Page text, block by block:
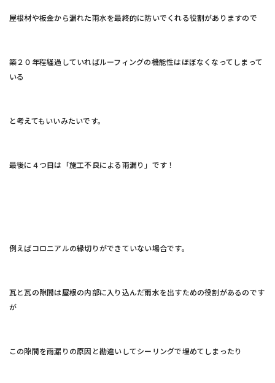
屋根材や板金から漏れた雨水を最終的に防いでくれる役割がありますので
築２０年程経過していればルーフィングの機能性はほぼなくなってしまって
いる
と考えてもいいみたいです。
最後に４つ目は「施工不良による雨漏り」です！
例えばコロニアルの縁切りができていない場合です。
瓦と瓦の隙間は屋根の内部に入り込んだ雨水を出すための役割があるのです
が
この隙間を雨漏りの原因と勘違いしてシーリングで埋めてしまったり